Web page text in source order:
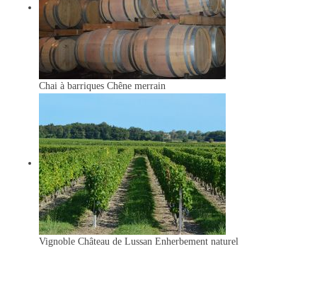
Chai à barriques Chêne merrain
Vignoble Château de Lussan Enherbement naturel